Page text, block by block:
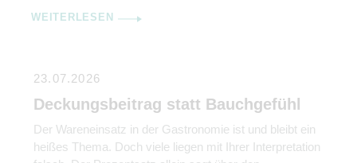
WEITERLESEN
23.07.2026
Deckungsbeitrag statt Bauchgefühl
Der Wareneinsatz in der Gastronomie ist und bleibt ein
heißes Thema. Doch viele liegen mit Ihrer Interpretation